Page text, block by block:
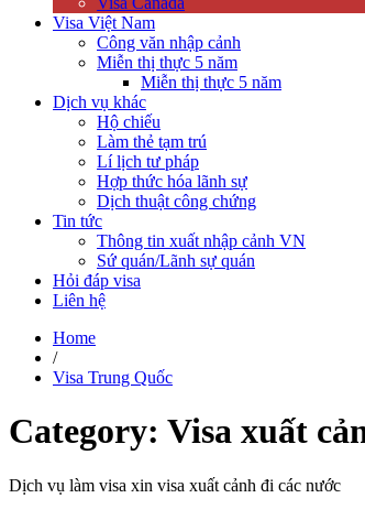
Visa Việt Nam
Công văn nhập cảnh
Miễn thị thực 5 năm
Miễn thị thực 5 năm
Dịch vụ khác
Hộ chiếu
Làm thẻ tạm trú
Lí lịch tư pháp
Hợp thức hóa lãnh sự
Dịch thuật công chứng
Tin tức
Thông tin xuất nhập cảnh VN
Sứ quán/Lãnh sự quán
Hỏi đáp visa
Liên hệ
Home
/
Visa Trung Quốc
Category: Visa xuất
Dịch vụ làm visa xin visa xuất cảnh đi các nước